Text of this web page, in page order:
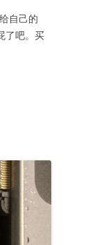
自己的
了吧。买